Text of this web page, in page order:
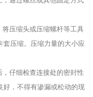
压缩头或压缩螺杆等工具
套压缩。压缩力量的大小应
仔细检查连接处的密封性
好，不得有渗漏或松动的现